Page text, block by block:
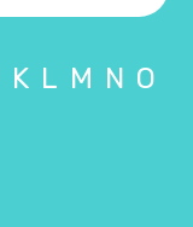
K L M N O